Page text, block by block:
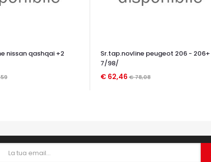
nissan qashqai +2
Sr.tap.novline peugeot 206 - 206+
7/98/
€ 62,46€ 78,08